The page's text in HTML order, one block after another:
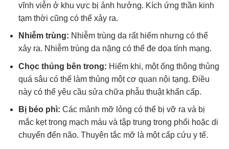
vĩnh viễn ở khu vực bị ảnh hưởng. Kích ứng thần kinh
tạm thời cũng có thể xảy ra.
Nhiễm trùng: Nhiễm trùng da rất hiếm nhưng có thể
xảy ra. Nhiễm trùng da nặng có thể đe dọa tính mạng.
Chọc thủng bên trong: Hiếm khi, một ống thông thủng
quá sâu có thể làm thủng một cơ quan nội tạng. Điều
này có thể yêu cầu sửa chữa phẫu thuật khẩn cấp.
Bị béo phì: Các mảnh mỡ lỏng có thể bị vỡ ra và bị
mắc kẹt trong mạch máu và tập trung trong phổi hoặc di
chuyển đến não. Thuyên tắc mỡ là một cấp cứu y tế.